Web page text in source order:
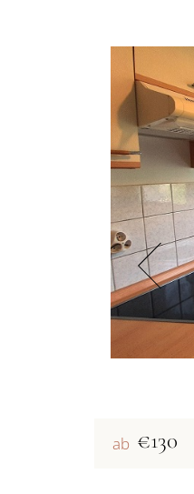
ab €130